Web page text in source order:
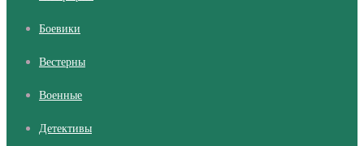
Боевики
Вестерны
Военные
Детективы